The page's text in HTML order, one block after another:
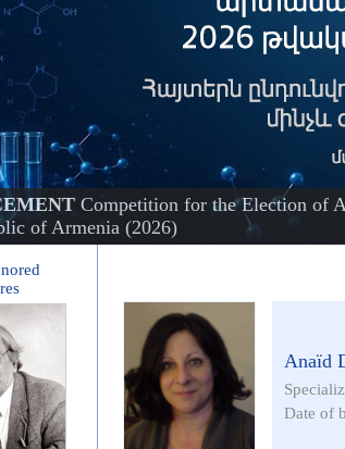
Competition for the Election of
of Armenia (2026)
Anaïd
Date of